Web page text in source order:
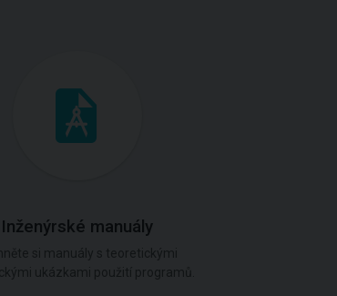
Inženýrské manuály